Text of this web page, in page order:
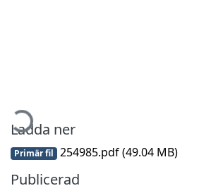
Ladda ner
Primär fil 254985.pdf(49.04 MB)
Publicerad